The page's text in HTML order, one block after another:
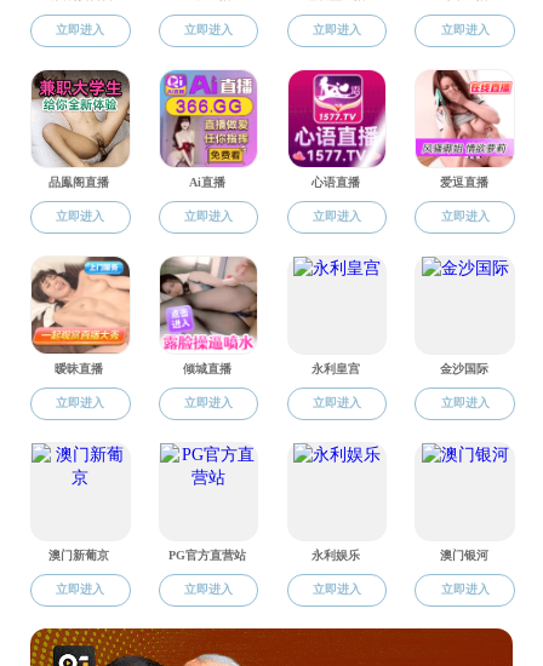
地址：中国上海东川路800号果冻传媒 闵行校区杨咏曼楼